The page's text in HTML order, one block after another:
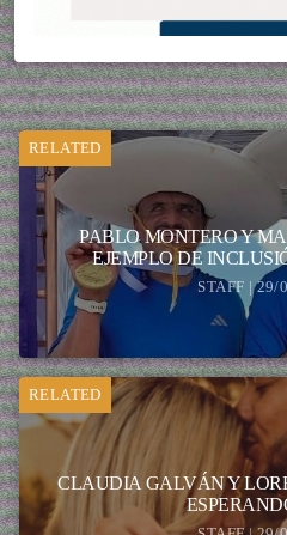
RELATED
PABLO MONTERO Y
EJEMPLO DE
STAFF | 29/
RELATED
CLAUDIA GALVÁN Y